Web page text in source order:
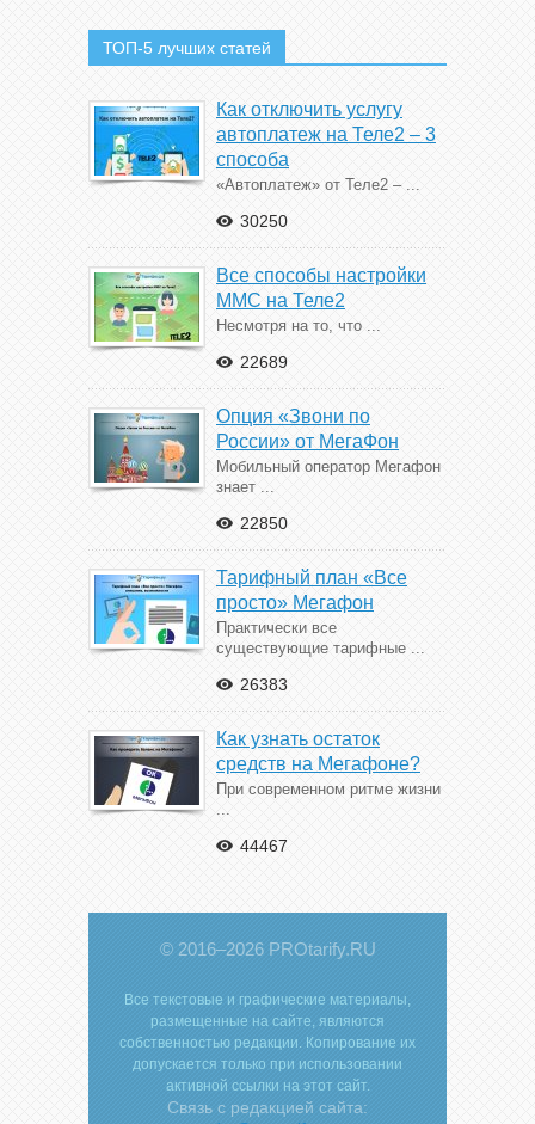
ТОП-5 лучших статей
Как отключить услугу
автоплатеж на Теле2 – 3
способа
«Автоплатеж» от Теле2 – ...
30250
Все способы настройки
ММС на Теле2
Несмотря на то, что ...
22689
Опция «Звони по
России» от МегаФон
Мобильный оператор Мегафон
знает ...
22850
Тарифный план «Все
просто» Мегафон
Практически все
существующие тарифные ...
26383
Как узнать остаток
средств на Мегафоне?
При современном ритме жизни
44467
© 2016–2026 PROtarify.RU
Все текстовые и графические материалы,
размещенные на сайте, являются
собственностью редакции. Копирование их
допускается только при использовании
активной ссылки на этот сайт.
Связь с редакцией сайта: